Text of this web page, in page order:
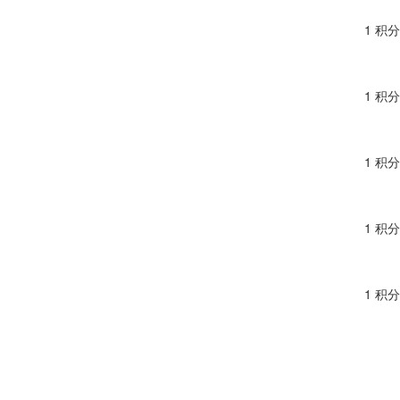
1 积分
1 积分
1 积分
1 积分
1 积分